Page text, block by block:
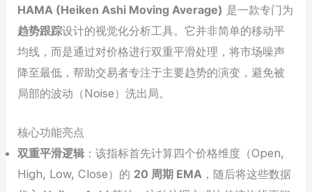
HAMA (Heiken Ashi Moving Average) 是一款专门为
趋势跟踪设计的视觉化分析工具。它并非简单的移动平
均线，而是通过对价格进行双重平滑处理，将市场噪声
降至最低，帮助交易者专注于主要趋势的演变，避免被
局部的波动（Noise）洗出局。
核心功能亮点
双重平滑逻辑 ：该指标首先计算四个价格维度（Open,
High, Low, Close）的 20 周期 EMA ，随后将这些数据